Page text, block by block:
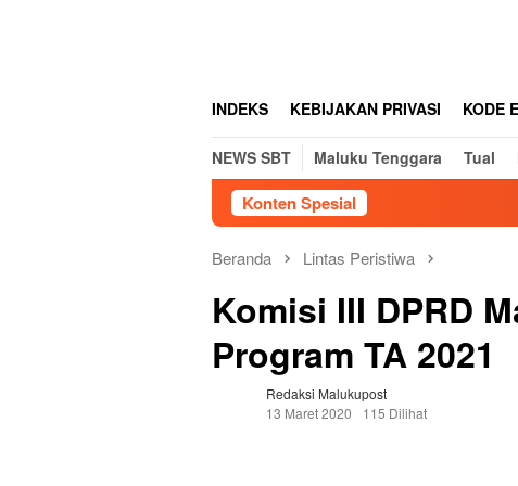
INDEKS KEBIJAKAN PRIVASI KODE
NEWS SBT Maluku Tenggara Tual
Konten Spesial
Beranda Lintas Peristiwa
Komisi III DPRD
Program TA 2021
Redaksi Malukupost
13 Maret 2020
115 Dilihat